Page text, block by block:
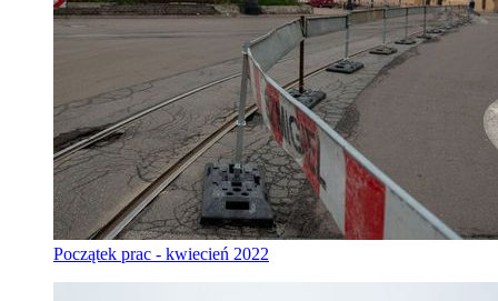
Początek prac - kwiecień 2022